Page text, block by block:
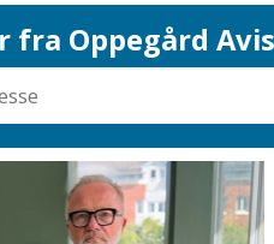
fra Oppegård